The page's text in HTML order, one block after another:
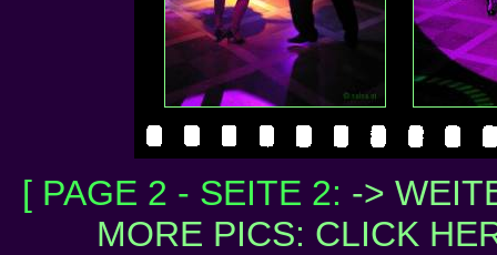
[ PAGE 2 - SEITE 2: ->
MORE PICS: CLICK